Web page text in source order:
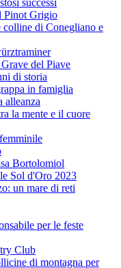
successi
Pinot Grigio
colline di Conegliano e
del Piave
di storia
in famiglia
alleanza
la mente e il cuore
Bortolomiol
Sol d'Oro 2023
un mare di reti
per le feste
Club
di montagna per